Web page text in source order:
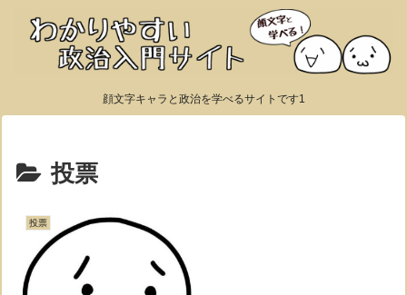
顔文字キャラと政治を学べるサイトです1
投票
投票